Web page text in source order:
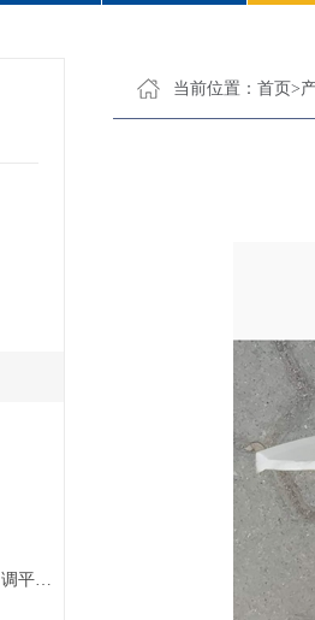
桥梁、桥底、支座、调平钢板
当前位置： 首页>